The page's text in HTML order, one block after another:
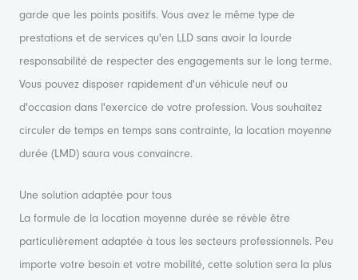
garde que les points positifs. Vous avez le même type de
prestations et de services qu'en LLD sans avoir la lourde
responsabilité de respecter des engagements sur le long terme.
Vous pouvez disposer rapidement d'un véhicule neuf ou
d'occasion dans l'exercice de votre profession. Vous souhaitez
circuler de temps en temps sans contrainte, la location moyenne
durée (LMD) saura vous convaincre.
Une solution adaptée pour tous
La formule de la location moyenne durée se révèle être
particulièrement adaptée à tous les secteurs professionnels. Peu
importe votre besoin et votre mobilité, cette solution sera la plus